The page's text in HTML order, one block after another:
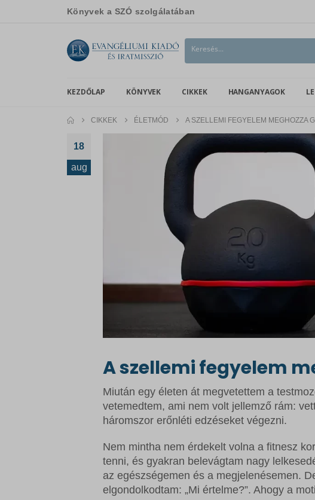
Könyvek a SZÓ szolgálatában
KEZDŐLAP KÖNYVEK CIKKEK HANGANYAGOK
CIKKEK ÉLETMÓD A SZELLEMI FEGYELEM MEGHOZZA
18
aug
A szellemi fegyelem
Miután egy életen át megvetettem a
vetemedtem, ami nem volt jellemző rám:
háromszor erőnléti edzéseket végezni.
Nem mintha nem érdekelt volna a fitnesz
tenni, és gyakran belevágtam nagy
az egészségemen és a megjelenésemen.
elgondolkodtam: „Mi értelme?”. Ahogy a